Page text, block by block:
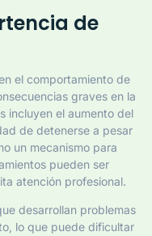
de
el comportamiento de
graves en la
incluyen el aumento del
de detenerse a pesar
un mecanismo para
pueden ser
atención profesional.
desarrollan problemas
lo que puede dificultar